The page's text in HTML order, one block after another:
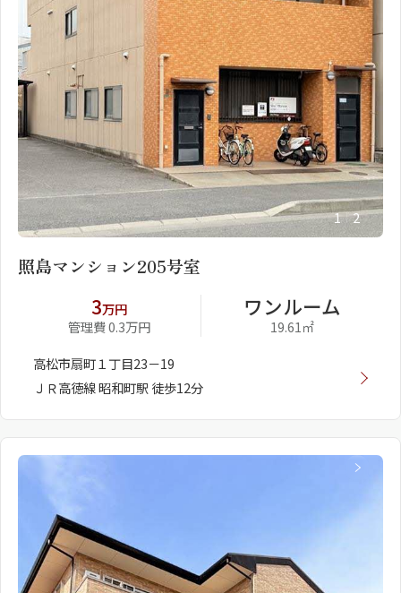
1 2
照島マンション205号室
3万円
管理費 0.3万円
ワンルーム
19.61㎡
高松市扇町１丁目23－19
ＪＲ高徳線 昭和町駅 徒歩12分